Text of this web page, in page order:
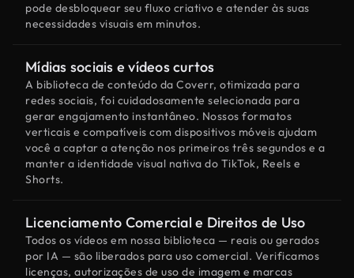
pode desbloquear seu fluxo criativo e atender às suas
necessidades visuais em minutos.
Mídias sociais e vídeos curtos
A biblioteca de conteúdo da Coverr, otimizada para
redes sociais, foi cuidadosamente selecionada para
gerar engajamento instantâneo. Nossos formatos
verticais e compatíveis com dispositivos móveis ajudam
você a captar a atenção nos primeiros três segundos e a
manter a identidade visual nativa do TikTok, Reels e
Shorts.
Licenciamento Comercial e Direitos de Uso
Todos os vídeos em nossa biblioteca — reais ou gerados
por IA — são liberados para uso comercial. Verificamos
licenças, autorizações de uso de imagem e marcas